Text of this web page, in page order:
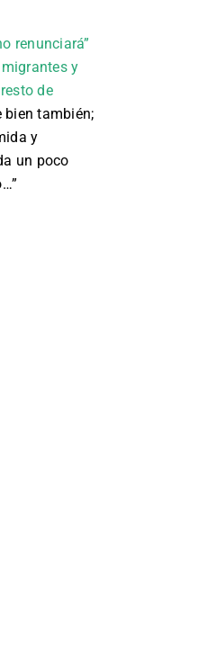
renunciará”
y
de
bien también;
y
un poco
”